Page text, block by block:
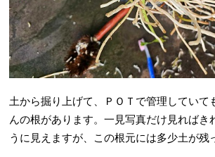
土から掘り上げて、ＰＯＴで管理していて
んの根があります。一見写真だけ見ればき
うに見えますが、この根元には多少土が残